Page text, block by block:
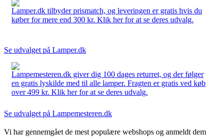
Lamper.dk tilbyder prismatch, og leveringen er gratis hvis du
køber for mere end 300 kr. Klik her for at se deres udvalg.
Se udvalget på Lamper.dk
Lampemesteren.dk giver dig 100 dages returret, og der følger
en gratis lyskilde med til alle lamper. Fragten er gratis ved køb
over 499 kr. Klik her for at se deres udvalg.
Se udvalget på Lampemesteren.dk
Vi har gennemgået de mest populære webshops og anmeldt dem